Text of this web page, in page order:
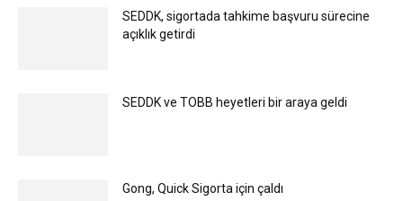
SEDDK, sigortada tahkime başvuru sürecine
açıklık getirdi
SEDDK ve TOBB heyetleri bir araya geldi
Gong, Quick Sigorta için çaldı